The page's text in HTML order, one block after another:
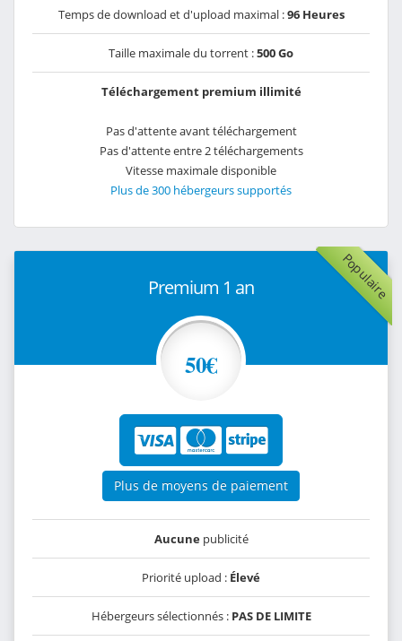
Temps de download et d'upload maximal :96 Heures
Taille maximale du torrent :500 Go
Téléchargement premium illimité
Pas d'attente avant téléchargement
Pas d'attente entre 2 téléchargements
Vitesse maximale disponible
Plus de 300 hébergeurs supportés
Populaire
Premium 1 an
50€
Plus de moyens de paiement
Aucunepublicité
Priorité upload : Élevé
Hébergeurs sélectionnés : PAS DE LIMITE